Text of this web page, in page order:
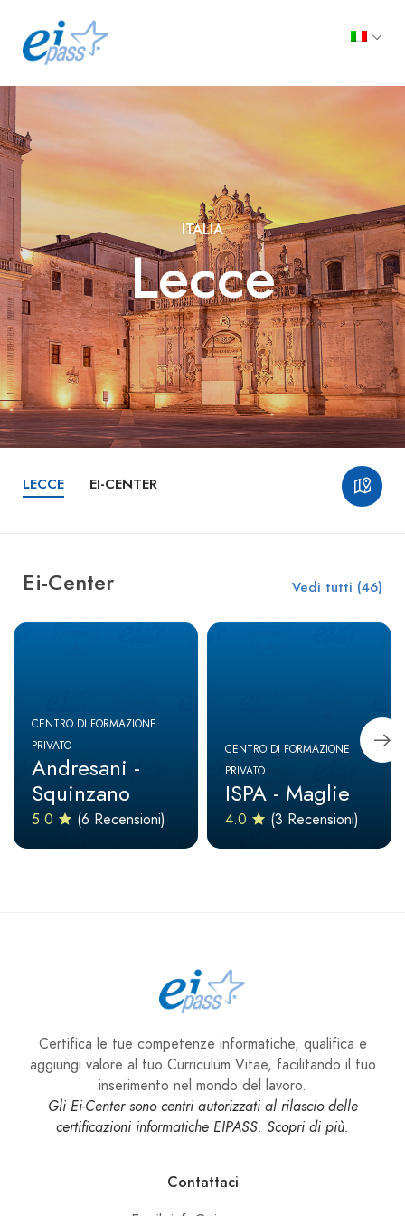
ITALIA
Lecce
LECCE EI-CENTER
Ei-Center Vedi tutti (46)
CENTRO DI FORMAZIONE
PRIVATO
Andresani -
Squinzano
5.0 (6 Recensioni)
CENTRO DI FORMAZIONE
PRIVATO
ISPA - Maglie
4.0 (3 Recensioni)
Certifica le tue competenze informatiche, qualifica e
aggiungi valore al tuo Curriculum Vitae, facilitando il tuo
inserimento nel mondo del lavoro.
Gli Ei-Center sono centri autorizzati al rilascio delle
certificazioni informatiche EIPASS. Scopri di più.
Contattaci